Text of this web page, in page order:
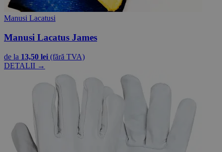
Manusi Lacatusi
Manusi Lacatus James
de la 13,50 lei (fără TVA)
DETALII →